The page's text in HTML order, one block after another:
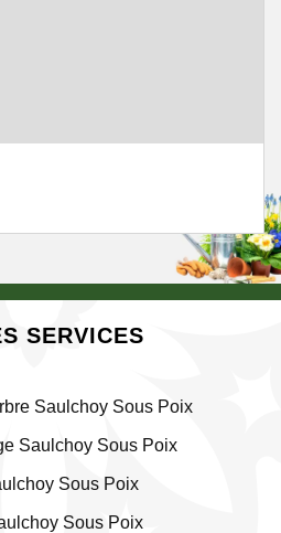
SERVICES
Saulchoy Sous Poix
Saulchoy Sous Poix
Sous Poix
Sous Poix